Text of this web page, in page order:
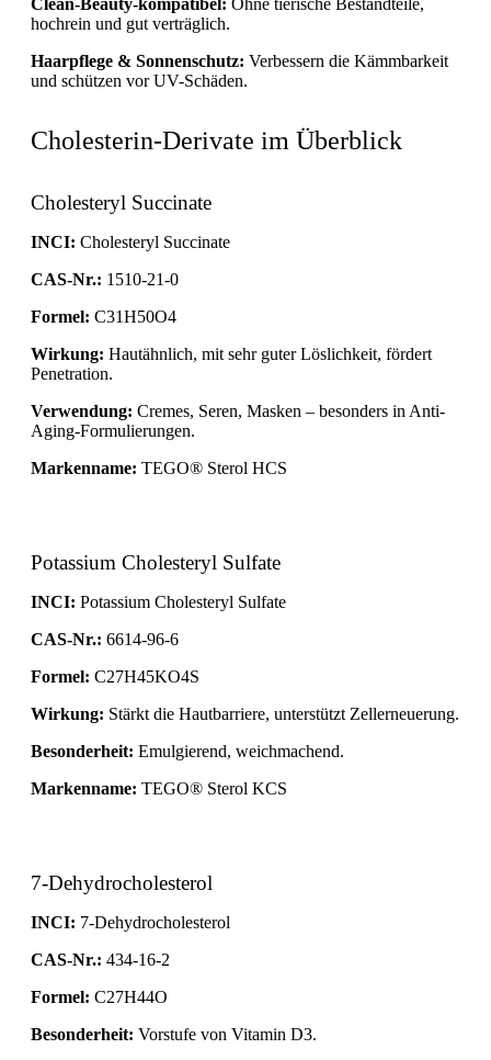
hochrein und gut verträglich.
Haarpflege & Sonnenschutz: Verbessern die Kämmbarkeit
und schützen vor UV-Schäden.
Cholesterin-Derivate im Überblick
Cholesteryl Succinate
INCI: Cholesteryl Succinate
CAS-Nr.: 1510-21-0
Formel: C31H50O4
Wirkung: Hautähnlich, mit sehr guter Löslichkeit, fördert
Penetration.
Verwendung: Cremes, Seren, Masken – besonders in Anti-
Aging-Formulierungen.
Markenname: TEGO® Sterol HCS
Potassium Cholesteryl Sulfate
INCI: Potassium Cholesteryl Sulfate
CAS-Nr.: 6614-96-6
Formel: C27H45KO4S
Wirkung: Stärkt die Hautbarriere, unterstützt Zellerneuerung.
Besonderheit: Emulgierend, weichmachend.
Markenname: TEGO® Sterol KCS
7-Dehydrocholesterol
INCI: 7-Dehydrocholesterol
CAS-Nr.: 434-16-2
Formel: C27H44O
Besonderheit: Vorstufe von Vitamin D3.